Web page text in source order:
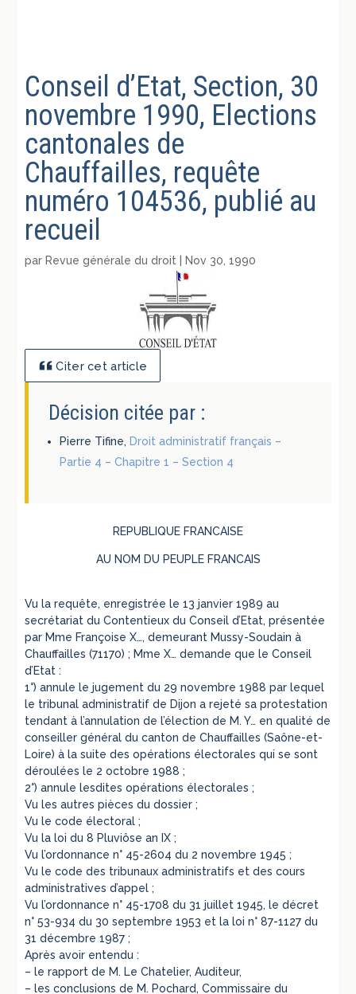
Conseil d’Etat, Section, 30
novembre 1990, Elections
cantonales de
Chauffailles, requête
numéro 104536, publié au
recueil
par Revue générale du droit Nov 30, 1990
Citer cet article
Décision citée par :
Pierre Tifine, Droit administratif français –
Partie 4 – Chapitre 1 – Section 4
REPUBLIQUE FRANCAISE
AU NOM DU PEUPLE FRANCAIS
Vu la requête, enregistrée le 13 janvier 1989 au
secrétariat du Contentieux du Conseil d’Etat, présentée
par Mme Françoise X…, demeurant Mussy-Soudain à
Chauffailles (71170) ; Mme X… demande que le Conseil
d’Etat :
1°) annule le jugement du 29 novembre 1988 par lequel
le tribunal administratif de Dijon a rejeté sa protestation
tendant à l’annulation de l’élection de M. Y… en qualité de
conseiller général du canton de Chauffailles (Saône-et-
Loire) à la suite des opérations électorales qui se sont
déroulées le 2 octobre 1988 ;
2°) annule lesdites opérations électorales ;
Vu les autres pièces du dossier ;
Vu le code électoral ;
Vu la loi du 8 Pluviôse an IX ;
Vu l’ordonnance n° 45-2604 du 2 novembre 1945 ;
Vu le code des tribunaux administratifs et des cours
administratives d’appel ;
Vu l’ordonnance n° 45-1708 du 31 juillet 1945, le décret
n° 53-934 du 30 septembre 1953 et la loi n° 87-1127 du
31 décembre 1987 ;
Après avoir entendu :
– le rapport de M. Le Chatelier, Auditeur,
– les conclusions de M. Pochard, Commissaire du